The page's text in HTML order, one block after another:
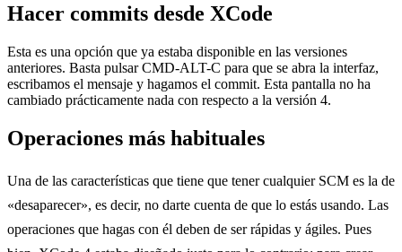
Hacer commits desde XCode
Esta es una opción que ya estaba disponible en las versiones
anteriores. Basta pulsar CMD-ALT-C para que se abra la interfaz,
escribamos el mensaje y hagamos el commit. Esta pantalla no ha
cambiado prácticamente nada con respecto a la versión 4.
Operaciones más habituales
Una de las características que tiene que tener cualquier SCM es la de
«desaparecer», es decir, no darte cuenta de que lo estás usando. Las
operaciones que hagas con él deben de ser rápidas y ágiles. Pues